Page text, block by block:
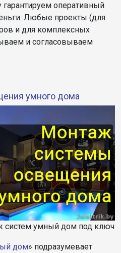
гарантируем оперативный
Любые проекты (для
и для комплексных
и согласовываем
умного дома
систем умный дом под ключ
дом» подразумевает